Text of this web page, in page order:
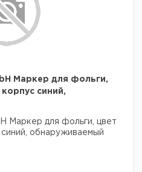
Маркер для фольги,
синий,
Маркер для фольги, цвет
обнаруживаемый